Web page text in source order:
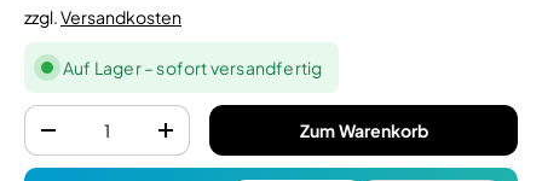
zzgl.Versandkosten
Auf Lager – sofort versandfertig
Anzahl
-
+ Zum Warenkorb